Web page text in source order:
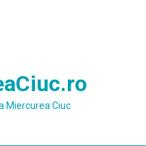
Miercurea Ciuc